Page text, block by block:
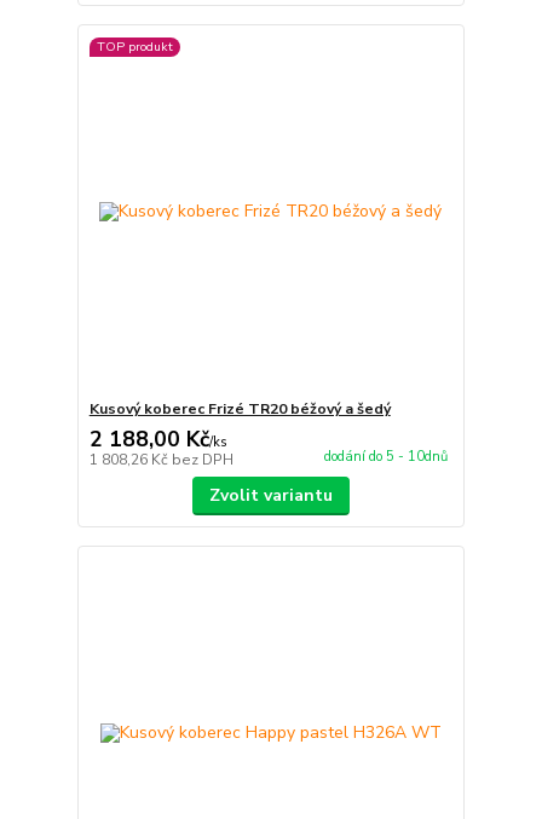
TOP produkt
Kusový koberec Frizé TR20 béžový a šedý
2 188,00 Kč/ks
1 808,26 Kč bez DPH dodání do 5 - 10dnů
Zvolit variantu